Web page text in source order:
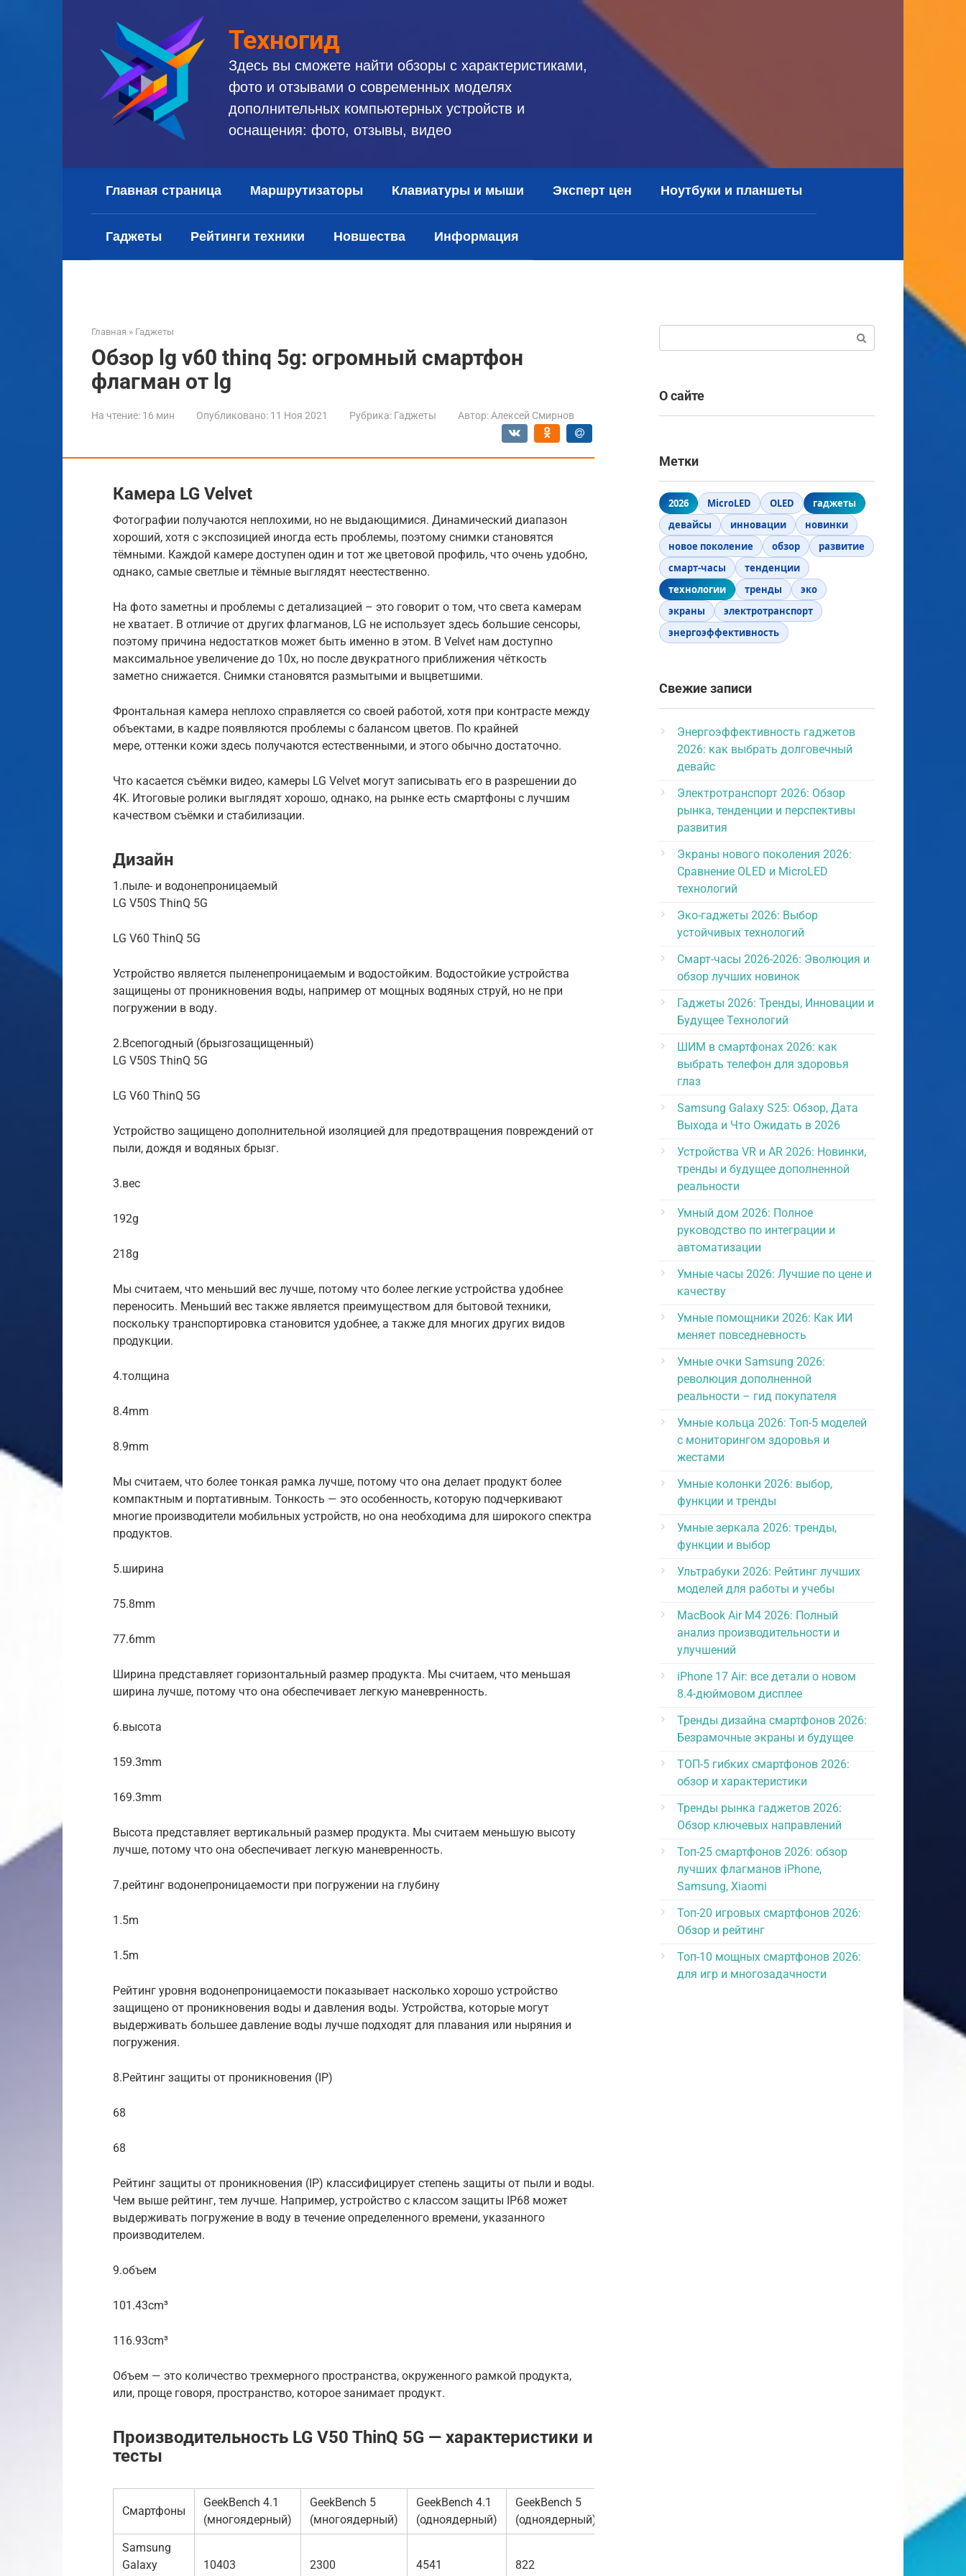
Техногид
Здесь вы сможете найти обзоры с характеристиками,
фото и отзывами о современных моделях
дополнительных компьютерных устройств и
оснащения: фото, отзывы, видео
Главная страница Маршрутизаторы Клавиатуры и мыши Эксперт цен Ноутбуки и планшеты
Гаджеты Рейтинги техники Новшества Информация
Главная » Гаджеты
Обзор lg v60 thinq 5g: огромный смартфон
флагман от lg
На чтение: 16 мин Опубликовано: 11 Ноя 2021 Рубрика: Гаджеты Автор: Алексей Смирнов
Камера LG Velvet
Фотографии получаются неплохими, но не выдающимися. Динамический диапазон
хороший, хотя с экспозицией иногда есть проблемы, поэтому снимки становятся
тёмными. Каждой камере доступен один и тот же цветовой профиль, что очень удобно,
однако, самые светлые и тёмные выглядят неестественно.
На фото заметны и проблемы с детализацией – это говорит о том, что света камерам
не хватает. В отличие от других флагманов, LG не использует здесь большие сенсоры,
поэтому причина недостатков может быть именно в этом. В Velvet нам доступно
максимальное увеличение до 10x, но после двукратного приближения чёткость
заметно снижается. Снимки становятся размытыми и выцветшими.
Фронтальная камера неплохо справляется со своей работой, хотя при контрасте между
объектами, в кадре появляются проблемы с балансом цветов. По крайней
мере, оттенки кожи здесь получаются естественными, и этого обычно достаточно.
Что касается съёмки видео, камеры LG Velvet могут записывать его в разрешении до
4K. Итоговые ролики выглядят хорошо, однако, на рынке есть смартфоны с лучшим
качеством съёмки и стабилизации.
Дизайн
1.пыле- и водонепроницаемый
LG V50S ThinQ 5G
LG V60 ThinQ 5G
Устройство является пыленепроницаемым и водостойким. Водостойкие устройства
защищены от проникновения воды, например от мощных водяных струй, но не при
погружении в воду.
2.Всепогодный (брызгозащищенный)
LG V50S ThinQ 5G
LG V60 ThinQ 5G
Устройство защищено дополнительной изоляцией для предотвращения повреждений от
пыли, дождя и водяных брызг.
3.вес
192g
218g
Мы считаем, что меньший вес лучше, потому что более легкие устройства удобнее
переносить. Меньший вес также является преимуществом для бытовой техники,
поскольку транспортировка становится удобнее, а также для многих других видов
продукции.
4.толщина
8.4mm
8.9mm
Мы считаем, что более тонкая рамка лучше, потому что она делает продукт более
компактным и портативным. Тонкость — это особенность, которую подчеркивают
многие производители мобильных устройств, но она необходима для широкого спектра
продуктов.
5.ширина
75.8mm
77.6mm
Ширина представляет горизонтальный размер продукта. Мы считаем, что меньшая
ширина лучше, потому что она обеспечивает легкую маневренность.
6.высота
159.3mm
169.3mm
Высота представляет вертикальный размер продукта. Мы считаем меньшую высоту
лучше, потому что она обеспечивает легкую маневренность.
7.рейтинг водонепроницаемости при погружении на глубину
1.5m
1.5m
Рейтинг уровня водонепроницаемости показывает насколько хорошо устройство
защищено от проникновения воды и давления воды. Устройства, которые могут
выдерживать большее давление воды лучше подходят для плавания или ныряния и
погружения.
8.Рейтинг защиты от проникновения (IP)
68
68
Рейтинг защиты от проникновения (IP) классифицирует степень защиты от пыли и воды.
Чем выше рейтинг, тем лучше. Например, устройство с классом защиты IP68 может
выдерживать погружение в воду в течение определенного времени, указанного
производителем.
9.объем
101.43cm³
116.93cm³
Объем — это количество трехмерного пространства, окруженного рамкой продукта,
или, проще говоря, пространство, которое занимает продукт.
Производительность LG V50 ThinQ 5G — характеристики и
тесты
Смартфоны
GeekBench 4.1
(многоядерный)
GeekBench 5
(многоядерный)
GeekBench 4.1
(одноядерный)
GeekBench 5
(одноядерный)
Samsung
Galaxy
10403 2300 4541 822
О сайте
Метки
2026 MicroLED OLED
гаджеты
девайсы
инновации
новинки
новое поколение
обзор
развитие
смарт-часы
тенденции
технологии
тренды
эко
экраны
электротранспорт
энергоэффективность
Свежие записи
Энергоэффективность гаджетов
2026: как выбрать долговечный
девайс
Электротранспорт 2026: Обзор
рынка, тенденции и перспективы
развития
Экраны нового поколения 2026:
Сравнение OLED и MicroLED
технологий
Эко-гаджеты 2026: Выбор
устойчивых технологий
Смарт-часы 2026-2026: Эволюция и
обзор лучших новинок
Гаджеты 2026: Тренды, Инновации и
Будущее Технологий
ШИМ в смартфонах 2026: как
выбрать телефон для здоровья
глаз
Samsung Galaxy S25: Обзор, Дата
Выхода и Что Ожидать в 2026
Устройства VR и AR 2026: Новинки,
тренды и будущее дополненной
реальности
Умный дом 2026: Полное
руководство по интеграции и
автоматизации
Умные часы 2026: Лучшие по цене и
качеству
Умные помощники 2026: Как ИИ
меняет повседневность
Умные очки Samsung 2026:
революция дополненной
реальности – гид покупателя
Умные кольца 2026: Топ-5 моделей
с мониторингом здоровья и
жестами
Умные колонки 2026: выбор,
функции и тренды
Умные зеркала 2026: тренды,
функции и выбор
Ультрабуки 2026: Рейтинг лучших
моделей для работы и учебы
MacBook Air M4 2026: Полный
анализ производительности и
улучшений
iPhone 17 Air: все детали о новом
8.4-дюймовом дисплее
Тренды дизайна смартфонов 2026:
Безрамочные экраны и будущее
ТОП-5 гибких смартфонов 2026:
обзор и характеристики
Тренды рынка гаджетов 2026:
Обзор ключевых направлений
Топ-25 смартфонов 2026: обзор
лучших флагманов iPhone,
Samsung, Xiaomi
Топ-20 игровых смартфонов 2026:
Обзор и рейтинг
Топ-10 мощных смартфонов 2026:
для игр и многозадачности